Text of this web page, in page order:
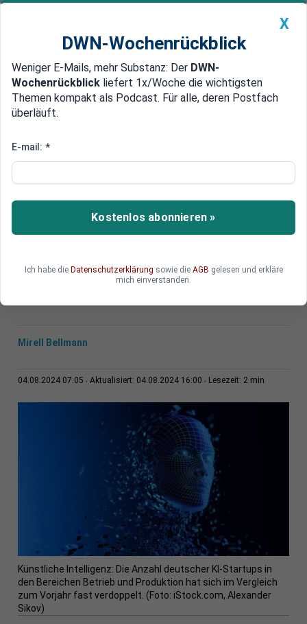
Newsticker MEIN DWN: Geldanlage Premium
Edelmetalle DWN-Magazin China
KI-Boom auch in Deutschland:
In Deutschland gibt es über 680 Start-ups für die
zukünftige Schlüsseltechnologie – 35 Prozent
mehr als im Vorjahr. Welche deutschen KI-Start-
bahnbrechenden Entwicklungen kommen auf
Mirell Bellmann
04.08.2024 07:05 Aktualisiert: 04.08.2024 16:00 Lesezeit: 2 min
Künstliche Intelligenz: Die Anzahl deutscher KI-Startups in
den Bereichen Betrieb und Produktion hat sich im Vergleich
zum Vorjahr fast verdoppelt. (Foto: iStock.com, Alexander
Sikov)
X
DWN-Wochenrückblick
Weniger E-Mails, mehr Substanz: Der DWN-
Wochenrückblick liefert 1x/Woche die wichtigsten
Themen kompakt als Podcast. Für alle, deren Postfach
überläuft.
E-mail: *
Kostenlos abonnieren »
Ich habe die Datenschutzerklärung sowie die AGB gelesen und erkläre
mich einverstanden.